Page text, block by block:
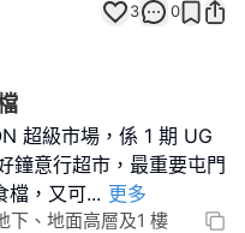
3 0
超級市場，係 1 期 UG
鐘意行超市，最重要屯門
檔，又可... 更多
下、地面高層及1 樓